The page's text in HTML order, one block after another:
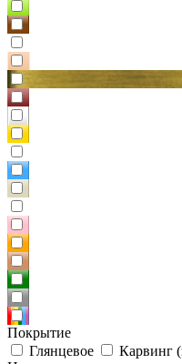
Покрытие
Глянцевое
Карвинг